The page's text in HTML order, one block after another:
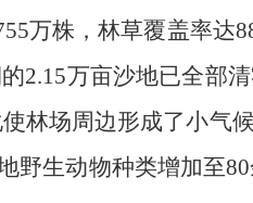
万株，林草覆盖率达
2.15万亩沙地已全部
林场周边形成了小气
生动物种类增加至